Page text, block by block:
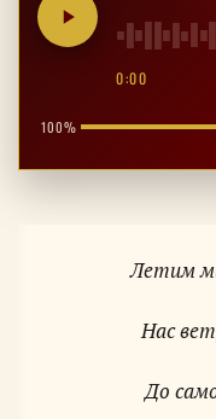
0:00
100%
Летим
Нас
До